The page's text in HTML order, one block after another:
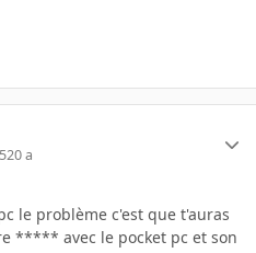
20 a
le problème c'est que t'auras
***** avec le pocket pc et son